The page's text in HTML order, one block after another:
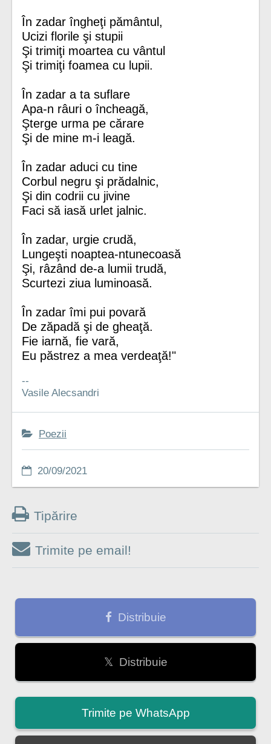
În zadar îngheţi pământul,
Ucizi florile şi stupii
Şi trimiţi moartea cu vântul
Şi trimiţi foamea cu lupii.
În zadar a ta suflare
Apa-n râuri o încheagă,
Şterge urma pe cărare
Şi de mine m-i leagă.
În zadar aduci cu tine
Corbul negru şi prădalnic,
Şi din codrii cu jivine
Faci să iasă urlet jalnic.
În zadar, urgie crudă,
Lungeşti noaptea-ntunecoasă
Şi, râzând de-a lumii trudă,
Scurtezi ziua luminoasă.
În zadar îmi pui povară
De zăpadă şi de gheaţă.
Fie iarnă, fie vară,
Eu păstrez a mea verdeaţă!"
--
Vasile Alecsandri
Poezii
20/09/2021
Tipărire
Trimite pe email!
Distribuie
𝕏 Distribuie
Trimite pe WhatsApp